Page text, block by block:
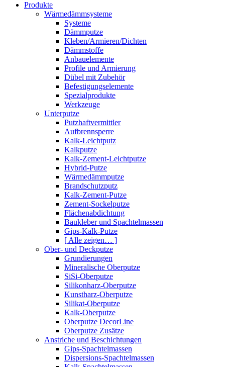
Produkte
Wärmedämmsysteme
Systeme
Dämmputze
Kleben/Armieren/Dichten
Dämmstoffe
Anbauelemente
Profile und Armierung
Dübel mit Zubehör
Befestigungselemente
Spezialprodukte
Werkzeuge
Unterputze
Putzhaftvermittler
Aufbrennsperre
Kalk-Leichtputz
Kalkputze
Kalk-Zement-Leichtputze
Hybrid-Putze
Wärmedämmputze
Brandschutzputz
Kalk-Zement-Putze
Zement-Sockelputze
Flächenabdichtung
Baukleber und Spachtelmassen
Gips-Kalk-Putze
[ Alle zeigen… ]
Ober- und Deckputze
Grundierungen
Mineralische Oberputze
SiSi-Oberputze
Silikonharz-Oberputze
Kunstharz-Oberputze
Silikat-Oberputze
Kalk-Oberputze
Oberputze DecorLine
Oberputze Zusätze
Anstriche und Beschichtungen
Gips-Spachtelmassen
Dispersions-Spachtelmassen